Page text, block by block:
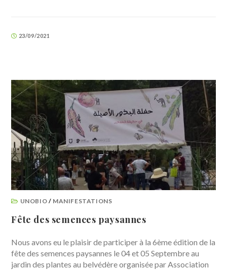
23/09/2021
UNOBIO / MANIFESTATIONS
Fête des semences paysannes
Nous avons eu le plaisir de participer à la 6ème édition de la
fête des semences paysannes le 04 et 05 Septembre au
jardin des plantes au belvédère organisée par Association